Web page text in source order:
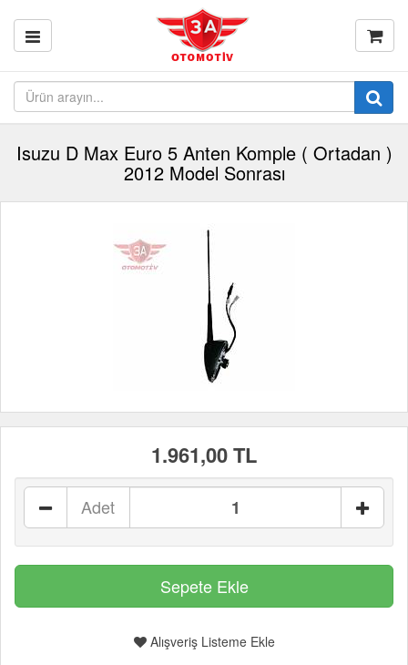
Isuzu D Max Euro 5 Anten Komple ( Ortadan )
2012 Model Sonrası
1.961,00 TL
Adet
Alışveriş Listeme Ekle